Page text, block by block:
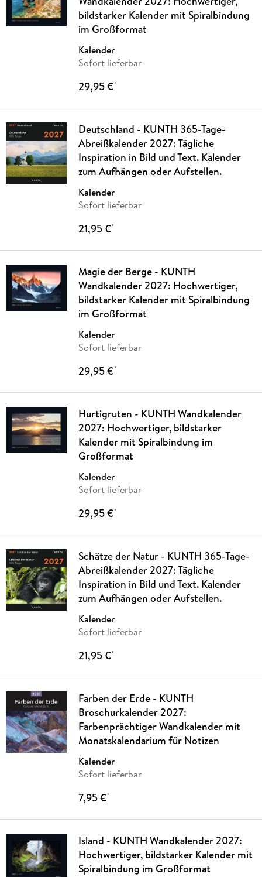
bildstarker Kalender mit Spiralbindung
im Großformat
Kalender
Sofort lieferbar
29,95 €*
Deutschland - KUNTH 365-Tage-
Abreißkalender 2027: Tägliche
Inspiration in Bild und Text. Kalender
zum Aufhängen oder Aufstellen.
Kalender
Sofort lieferbar
21,95 €*
Magie der Berge - KUNTH
Wandkalender 2027: Hochwertiger,
bildstarker Kalender mit Spiralbindung
im Großformat
Kalender
Sofort lieferbar
29,95 €*
Hurtigruten - KUNTH Wandkalender
2027: Hochwertiger, bildstarker
Kalender mit Spiralbindung im
Großformat
Kalender
Sofort lieferbar
29,95 €*
Schätze der Natur - KUNTH 365-Tage-
Abreißkalender 2027: Tägliche
Inspiration in Bild und Text. Kalender
zum Aufhängen oder Aufstellen.
Kalender
Sofort lieferbar
21,95 €*
Farben der Erde - KUNTH
Broschurkalender 2027:
Farbenprächtiger Wandkalender mit
Monatskalendarium für Notizen
Kalender
Sofort lieferbar
7,95 €*
Island - KUNTH Wandkalender 2027:
Hochwertiger, bildstarker Kalender mit
Spiralbindung im Großformat